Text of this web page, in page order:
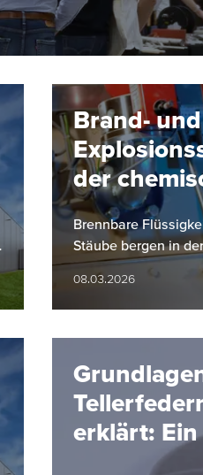
Brand- und
der
Industrie:
Überblick
Brennbare
Stäube bergen in
Industrie ein hohes
Explosionsrisiko.
gemeinsam mit…
08.03.2026
erklärt:
Überblick